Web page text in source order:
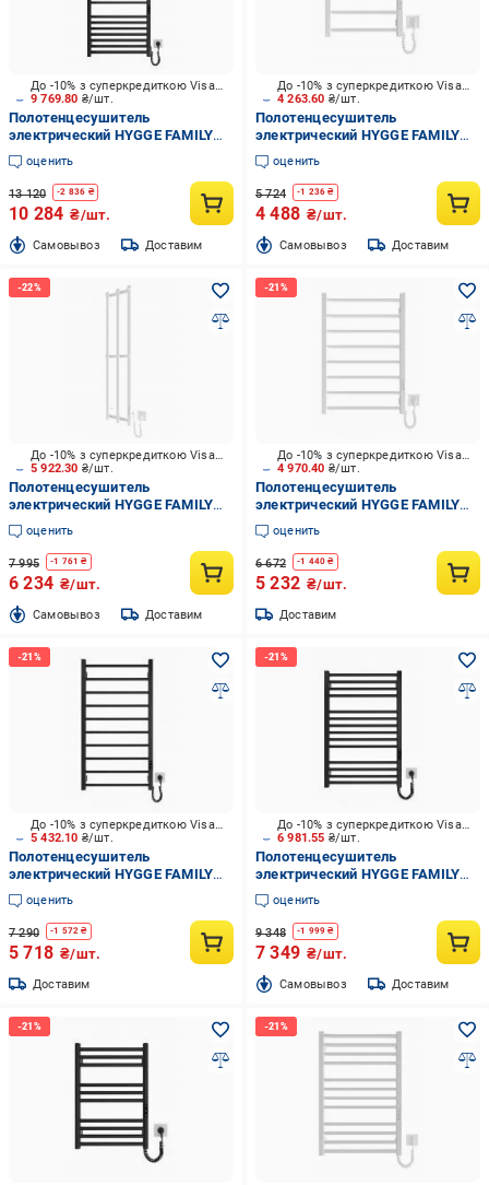
9 769.80 ₴/шт.
До -10% з суперкредиткою Visa Вигода
Полотенцесушитель
электрический HYGGE FAMILY
London 1170х530 черный мат
оценить
13 120 -2 836 ₴
10 284 ₴/шт.
Cамовывоз Доставим
4 263.60 ₴/шт.
До -10% з суперкредиткою Visa Вигода
Полотенцесушитель
электрический HYGGE FAMILY
Leeds 570x430 бeлый мат
оценить
5 724 -1 236 ₴
4 488 ₴/шт.
Cамовывоз Доставим
5 922.30 ₴/шт.
До -10% з суперкредиткою Visa Вигода
Полотенцесушитель
электрический HYGGE FAMILY
Slim 1170х250 бeлый мат
оценить
7 995 -1 761 ₴
6 234 ₴/шт.
Cамовывоз Доставим
4 970.40 ₴/шт.
До -10% з суперкредиткою Visa Вигода
Полотенцесушитель
электрический HYGGE FAMILY
Leeds 770x530 белый мат
оценить
6 672 -1 440 ₴
5 232 ₴/шт.
Доставим
5 432.10 ₴/шт.
До -10% з суперкредиткою Visa Вигода
Полотенцесушитель
электрический HYGGE FAMILY
Leeds 970x530 черный мат
оценить
7 290 -1 572 ₴
5 718 ₴/шт.
Доставим
6 981.55 ₴/шт.
До -10% з суперкредиткою Visa Вигода
Полотенцесушитель
электрический HYGGE FAMILY
Derby 770х530 черный матовый
оценить
9 348 -1 999 ₴
7 349 ₴/шт.
Cамовывоз Доставим